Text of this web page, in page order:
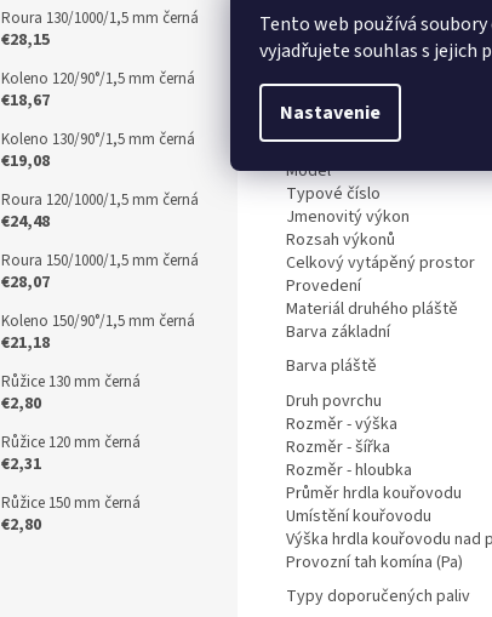
Tento web používá
vyjadřujete souhlas s jejich
Nastavenie
Roura 130/1000/1,5 mm černá
€28,15
Koleno 120/90°/1,5 mm černá
€18,67
Koleno 130/90°/1,5 mm černá
€19,08
Roura 120/1000/1,5 mm černá
€24,48
Roura 150/1000/1,5 mm černá
€28,07
Koleno 150/90°/1,5 mm černá
€21,18
Růžice 130 mm černá
€2,80
Růžice 120 mm černá
€2,31
Růžice 150 mm černá
€2,80
Krbová kamna Borgholm
prostor. Jsou určena pro
Model
Typové číslo
Jmenovitý výkon
Rozsah výkonů
Celkový vytápěný prostor
Provedení
Materiál druhého pláště
Barva základní
Barva pláště
Druh povrchu
Rozměr - výška
Rozměr - šířka
Rozměr - hloubka
Průměr hrdla kouřovodu
Umístění kouřovodu
Výška hrdla kouřovodu nad
Provozní tah komína (Pa)
Typy doporučených paliv